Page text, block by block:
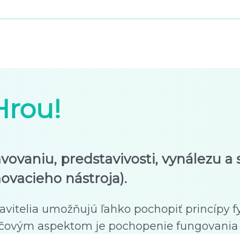
predstavivosti, vynálezu a
nástroja).
umožňujú ľahko pochopiť princípy
aspektom je pochopenie fungovania